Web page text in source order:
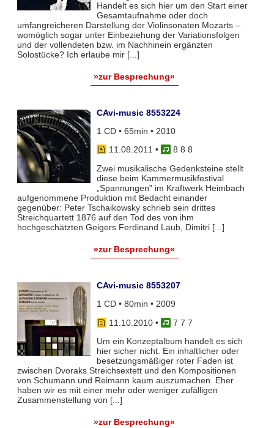
Handelt es sich hier um den Start einer
Gesamtaufnahme oder doch
umfangreicheren Darstellung der Violinsonaten Mozarts –
womöglich sogar unter Einbeziehung der Variationsfolgen
und der vollendeten bzw. im Nachhinein ergänzten
Solostücke? Ich erlaube mir [...]
»zur Besprechung«
CAvi-music 8553224
1 CD • 65min • 2010
11.08.2011 •
8 8 8
Zwei musikalische Gedenksteine stellt
diese beim Kammermusikfestival
„Spannungen" im Kraftwerk Heimbach
aufgenommene Produktion mit Bedacht einander
gegenüber: Peter Tschaikowsky schrieb sein drittes
Streichquartett 1876 auf den Tod des von ihm
hochgeschätzten Geigers Ferdinand Laub, Dimitri [...]
»zur Besprechung«
CAvi-music 8553207
1 CD • 80min • 2009
11.10.2010•
7 7 7
Um ein Konzeptalbum handelt es sich
hier sicher nicht. Ein inhaltlicher oder
besetzungsmäßiger roter Faden ist
zwischen Dvoraks Streichsextett und den Kompositionen
von Schumann und Reimann kaum auszumachen. Eher
haben wir es mit einer mehr oder weniger zufälligen
Zusammenstellung von [...]
»zur Besprechung«